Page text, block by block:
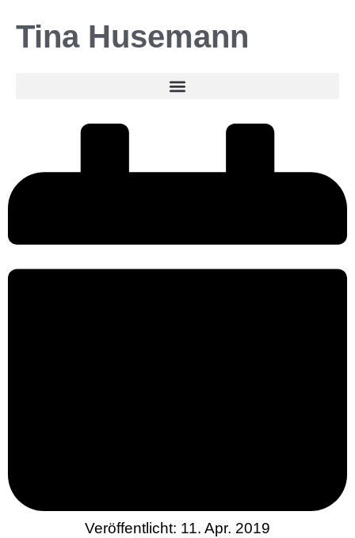
Tina Husemann
Veröffentlicht: 11. Apr. 2019